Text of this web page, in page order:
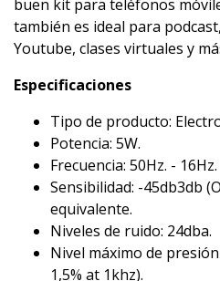
buen kit para teléfonos
también es ideal para
Youtube, clases virtuales y
Especificaciones
Tipo de producto:
Potencia: 5W.
Frecuencia: 50Hz. - 16Hz.
Sensibilidad: -45db3db
equivalente.
Niveles de ruido: 24dba.
Nivel máximo de
1,5% at 1khz).